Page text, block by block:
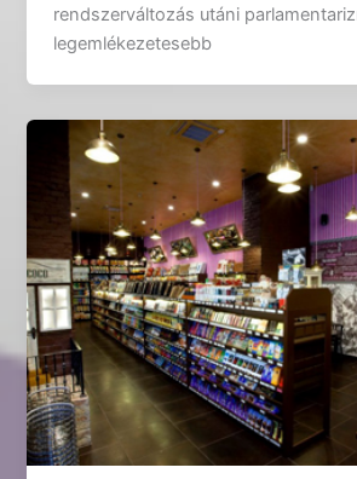
rendszerváltozás utáni
legemlékezetesebb